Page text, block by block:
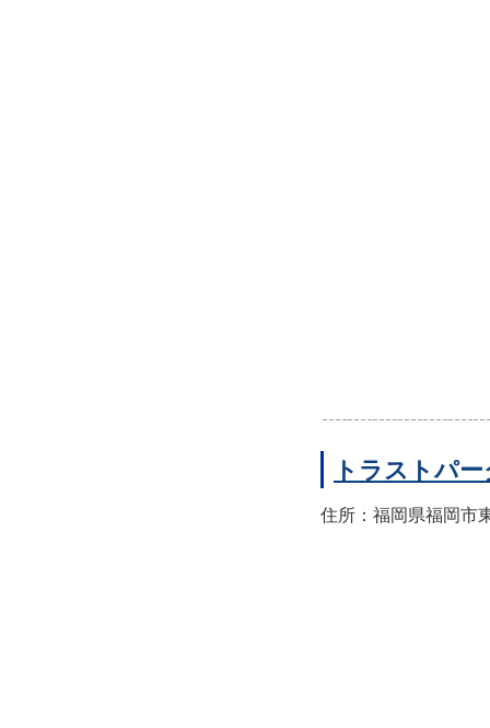
トラストパ
住所：福岡県福岡市